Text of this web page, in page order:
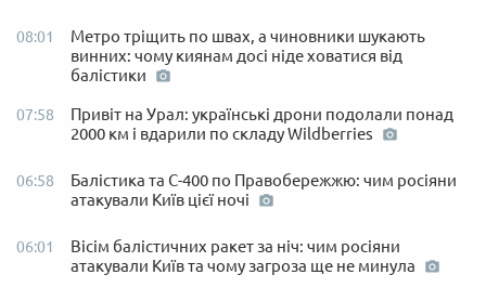
08:01
Метро тріщить по швах, а чиновники шукають
винних: чому киянам досі ніде ховатися від
балістики
07:58
Привіт на Урал: українські дрони подолали понад
2000 км і вдарили по складу Wildberries
06:58
Балістика та С-400 по Правобережжю: чим росіяни
атакували Київ цієї ночі
06:01
Вісім балістичних ракет за ніч: чим росіяни
атакували Київ та чому загроза ще не минула